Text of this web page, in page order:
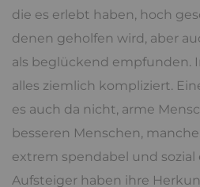
die es erlebt haben, hoch
denen geholfen wird, aber
als beglückend empfunden.
alles ziemlich kompliziert.
es auch da nicht, arme
besseren Menschen,
extrem spendabel und
Aufsteiger haben ihre